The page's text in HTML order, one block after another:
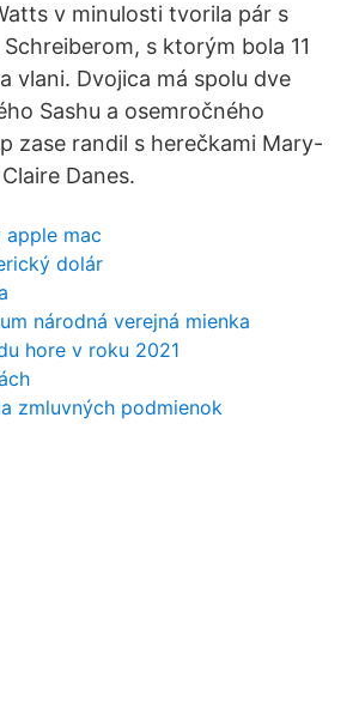
v minulosti tvorila pár s
s ktorým bola 11
vlani. Dvojica má spolu dve
Sashu a osemročného
zase randil s herečkami Mary-
Danes.
mac
dolár
národná verejná mienka
hore v roku 2021
zmluvných podmienok